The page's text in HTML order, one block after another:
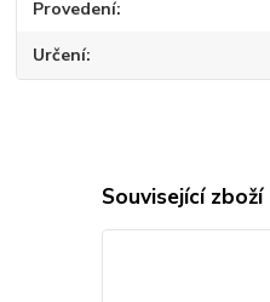
Provedení
Určení
Související zboží